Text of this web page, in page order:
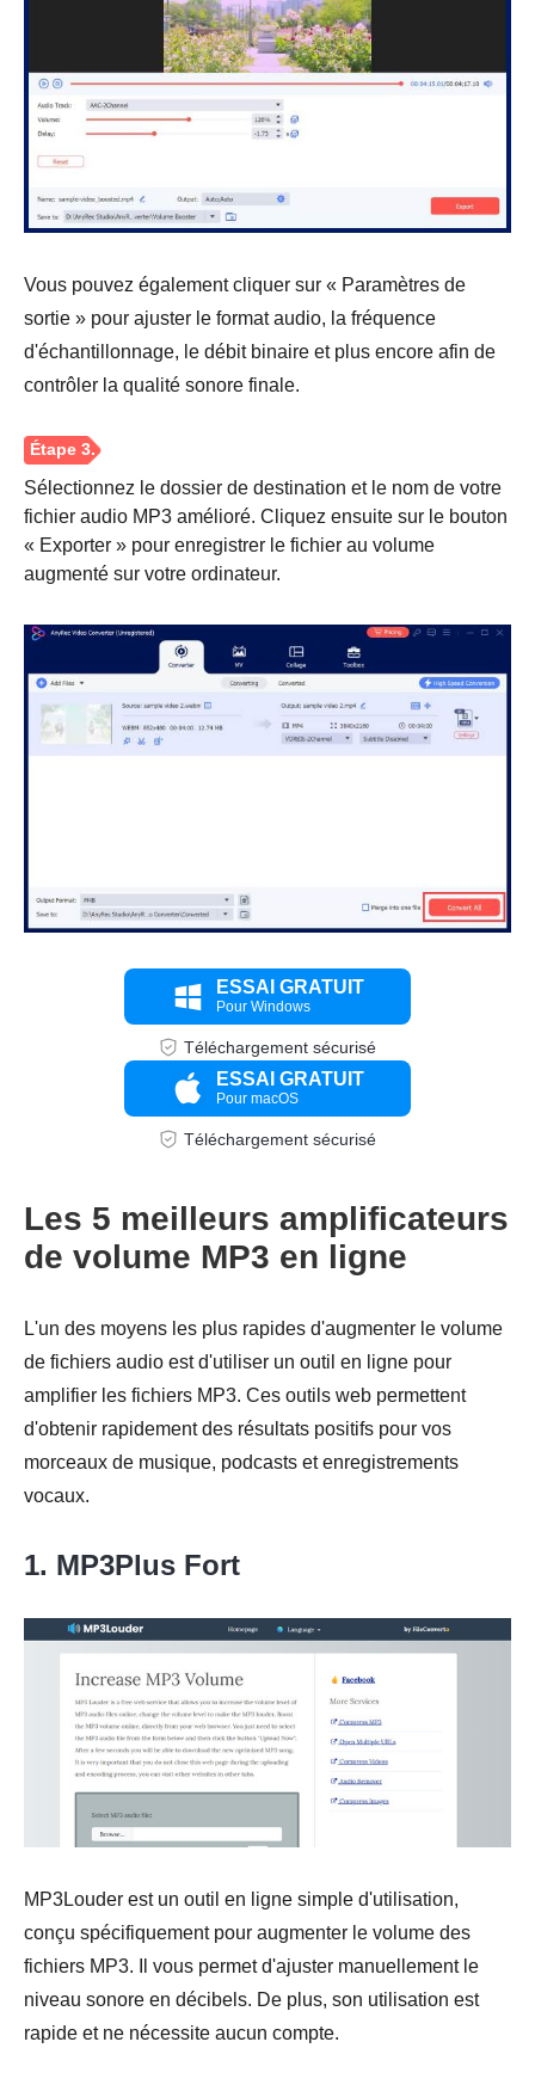
Étape 2.
Vous pouvez également cliquer sur « Paramètres de
sortie » pour ajuster le format audio, la fréquence
d'échantillonnage, le débit binaire et plus encore afin de
contrôler la qualité sonore finale.
Sélectionnez le dossier de destination et le nom de votre
fichier audio MP3 amélioré. Cliquez ensuite sur le bouton
« Exporter » pour enregistrer le fichier au volume
augmenté sur votre ordinateur.
ESSAI GRATUIT
Pour Windows
Téléchargement sécurisé
ESSAI GRATUIT
Pour macOS
Téléchargement sécurisé
Les 5 meilleurs amplificateurs
de volume MP3 en ligne
L'un des moyens les plus rapides d'augmenter le volume
de fichiers audio est d'utiliser un outil en ligne pour
amplifier les fichiers MP3. Ces outils web permettent
d'obtenir rapidement des résultats positifs pour vos
morceaux de musique, podcasts et enregistrements
vocaux.
1. MP3Plus Fort
MP3Louder est un outil en ligne simple d'utilisation,
conçu spécifiquement pour augmenter le volume des
fichiers MP3. Il vous permet d'ajuster manuellement le
niveau sonore en décibels. De plus, son utilisation est
rapide et ne nécessite aucun compte.